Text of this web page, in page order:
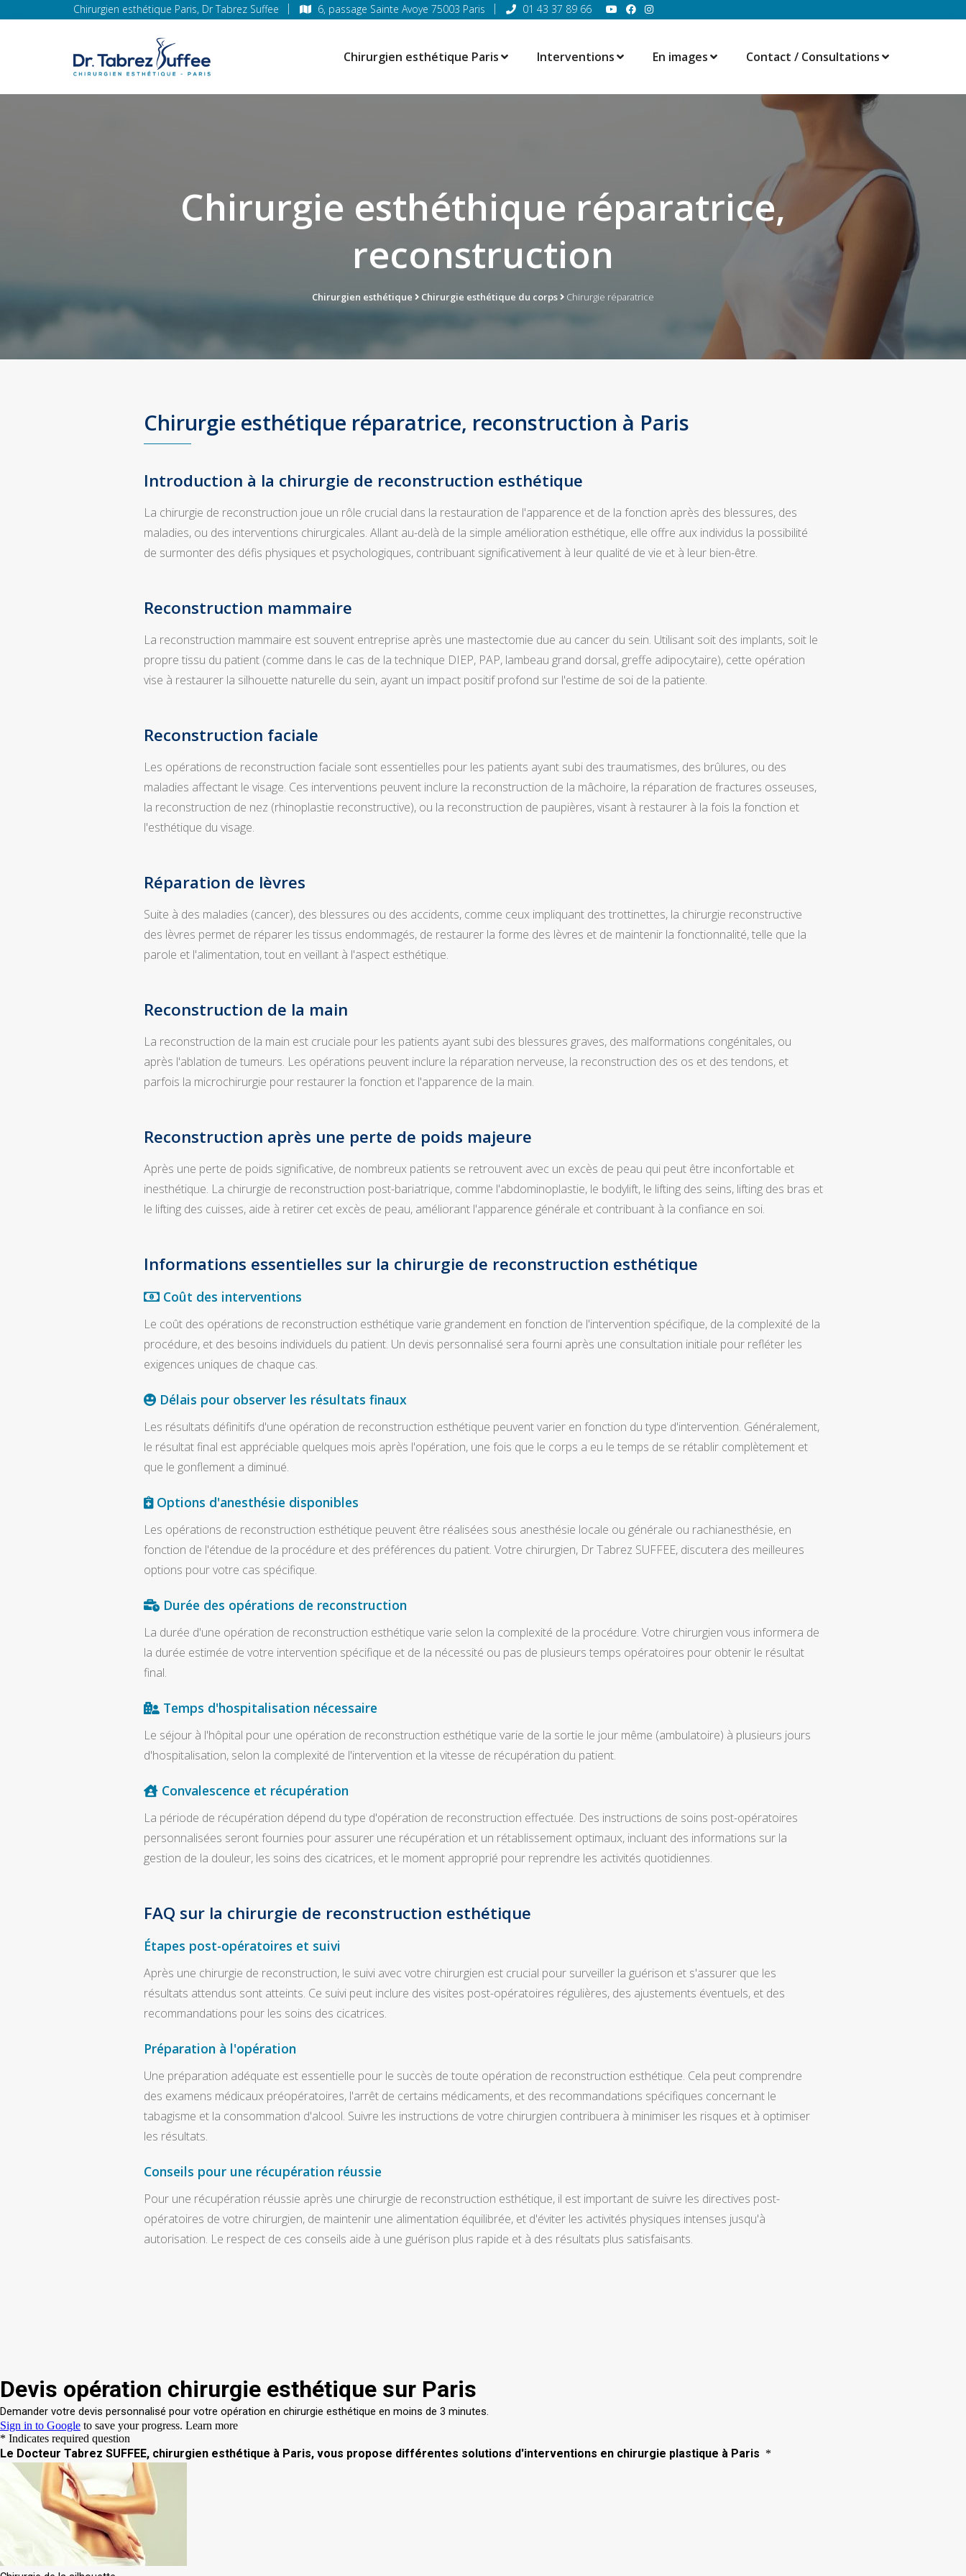
Chirurgien esthétique Paris, Dr Tabrez Suffee 6, passage Sainte Avoye 75003 Paris 01 43 37 89 66
Chirurgien esthétique Paris Interventions En images Contact / Consultations
Chirurgie esthéthique réparatrice,
reconstruction
Chirurgien esthétique Chirurgie esthétique du corps Chirurgie réparatrice
Chirurgie esthétique réparatrice, reconstruction à Paris
Introduction à la chirurgie de reconstruction esthétique
La chirurgie de reconstruction joue un rôle crucial dans la restauration de l'apparence et de la fonction après des blessures, des
maladies, ou des interventions chirurgicales. Allant au-delà de la simple amélioration esthétique, elle offre aux individus la possibilité
de surmonter des défis physiques et psychologiques, contribuant significativement à leur qualité de vie et à leur bien-être.
Reconstruction mammaire
La reconstruction mammaire est souvent entreprise après une mastectomie due au cancer du sein. Utilisant soit des implants, soit le
propre tissu du patient (comme dans le cas de la technique DIEP, PAP, lambeau grand dorsal, greffe adipocytaire), cette opération
vise à restaurer la silhouette naturelle du sein, ayant un impact positif profond sur l'estime de soi de la patiente.
Reconstruction faciale
Les opérations de reconstruction faciale sont essentielles pour les patients ayant subi des traumatismes, des brûlures, ou des
maladies affectant le visage. Ces interventions peuvent inclure la reconstruction de la mâchoire, la réparation de fractures osseuses,
la reconstruction de nez (rhinoplastie reconstructive), ou la reconstruction de paupières, visant à restaurer à la fois la fonction et
l'esthétique du visage.
Réparation de lèvres
Suite à des maladies (cancer), des blessures ou des accidents, comme ceux impliquant des trottinettes, la chirurgie reconstructive
des lèvres permet de réparer les tissus endommagés, de restaurer la forme des lèvres et de maintenir la fonctionnalité, telle que la
parole et l'alimentation, tout en veillant à l'aspect esthétique.
Reconstruction de la main
La reconstruction de la main est cruciale pour les patients ayant subi des blessures graves, des malformations congénitales, ou
après l'ablation de tumeurs. Les opérations peuvent inclure la réparation nerveuse, la reconstruction des os et des tendons, et
parfois la microchirurgie pour restaurer la fonction et l'apparence de la main.
Reconstruction après une perte de poids majeure
Après une perte de poids significative, de nombreux patients se retrouvent avec un excès de peau qui peut être inconfortable et
inesthétique. La chirurgie de reconstruction post-bariatrique, comme l'abdominoplastie, le bodylift, le lifting des seins, lifting des bras et
le lifting des cuisses, aide à retirer cet excès de peau, améliorant l'apparence générale et contribuant à la confiance en soi.
Informations essentielles sur la chirurgie de reconstruction esthétique
Coût des interventions
Le coût des opérations de reconstruction esthétique varie grandement en fonction de l'intervention spécifique, de la complexité de la
procédure, et des besoins individuels du patient. Un devis personnalisé sera fourni après une consultation initiale pour refléter les
exigences uniques de chaque cas.
Délais pour observer les résultats finaux
Les résultats définitifs d'une opération de reconstruction esthétique peuvent varier en fonction du type d'intervention. Généralement,
le résultat final est appréciable quelques mois après l'opération, une fois que le corps a eu le temps de se rétablir complètement et
que le gonflement a diminué.
Options d'anesthésie disponibles
Les opérations de reconstruction esthétique peuvent être réalisées sous anesthésie locale ou générale ou rachianesthésie, en
fonction de l'étendue de la procédure et des préférences du patient. Votre chirurgien, Dr Tabrez SUFFEE, discutera des meilleures
options pour votre cas spécifique.
Durée des opérations de reconstruction
La durée d'une opération de reconstruction esthétique varie selon la complexité de la procédure. Votre chirurgien vous informera de
la durée estimée de votre intervention spécifique et de la nécessité ou pas de plusieurs temps opératoires pour obtenir le résultat
final.
Temps d'hospitalisation nécessaire
Le séjour à l'hôpital pour une opération de reconstruction esthétique varie de la sortie le jour même (ambulatoire) à plusieurs jours
d'hospitalisation, selon la complexité de l'intervention et la vitesse de récupération du patient.
Convalescence et récupération
La période de récupération dépend du type d'opération de reconstruction effectuée. Des instructions de soins post-opératoires
personnalisées seront fournies pour assurer une récupération et un rétablissement optimaux, incluant des informations sur la
gestion de la douleur, les soins des cicatrices, et le moment approprié pour reprendre les activités quotidiennes.
FAQ sur la chirurgie de reconstruction esthétique
Étapes post-opératoires et suivi
Après une chirurgie de reconstruction, le suivi avec votre chirurgien est crucial pour surveiller la guérison et s'assurer que les
résultats attendus sont atteints. Ce suivi peut inclure des visites post-opératoires régulières, des ajustements éventuels, et des
recommandations pour les soins des cicatrices.
Préparation à l'opération
Une préparation adéquate est essentielle pour le succès de toute opération de reconstruction esthétique. Cela peut comprendre
des examens médicaux préopératoires, l'arrêt de certains médicaments, et des recommandations spécifiques concernant le
tabagisme et la consommation d'alcool. Suivre les instructions de votre chirurgien contribuera à minimiser les risques et à optimiser
les résultats.
Conseils pour une récupération réussie
Pour une récupération réussie après une chirurgie de reconstruction esthétique, il est important de suivre les directives post-
opératoires de votre chirurgien, de maintenir une alimentation équilibrée, et d'éviter les activités physiques intenses jusqu'à
autorisation. Le respect de ces conseils aide à une guérison plus rapide et à des résultats plus satisfaisants.